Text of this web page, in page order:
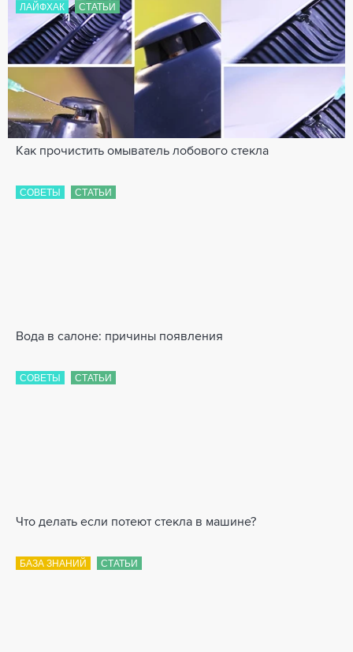
ЛАЙФХАК СТАТЬИ
Как прочистить омыватель лобового стекла
СОВЕТЫ СТАТЬИ
Вода в салоне: причины появления
СОВЕТЫ СТАТЬИ
Что делать если потеют стекла в машине?
БАЗА ЗНАНИЙ СТАТЬИ